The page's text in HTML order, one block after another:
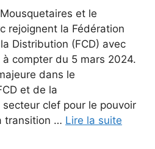
et le
rejoignent la Fédération
Distribution (FCD) avec
compter du 5 mars 2024.
dans le
et de la
secteur clef pour le pouvoir
transition … Lire la suite